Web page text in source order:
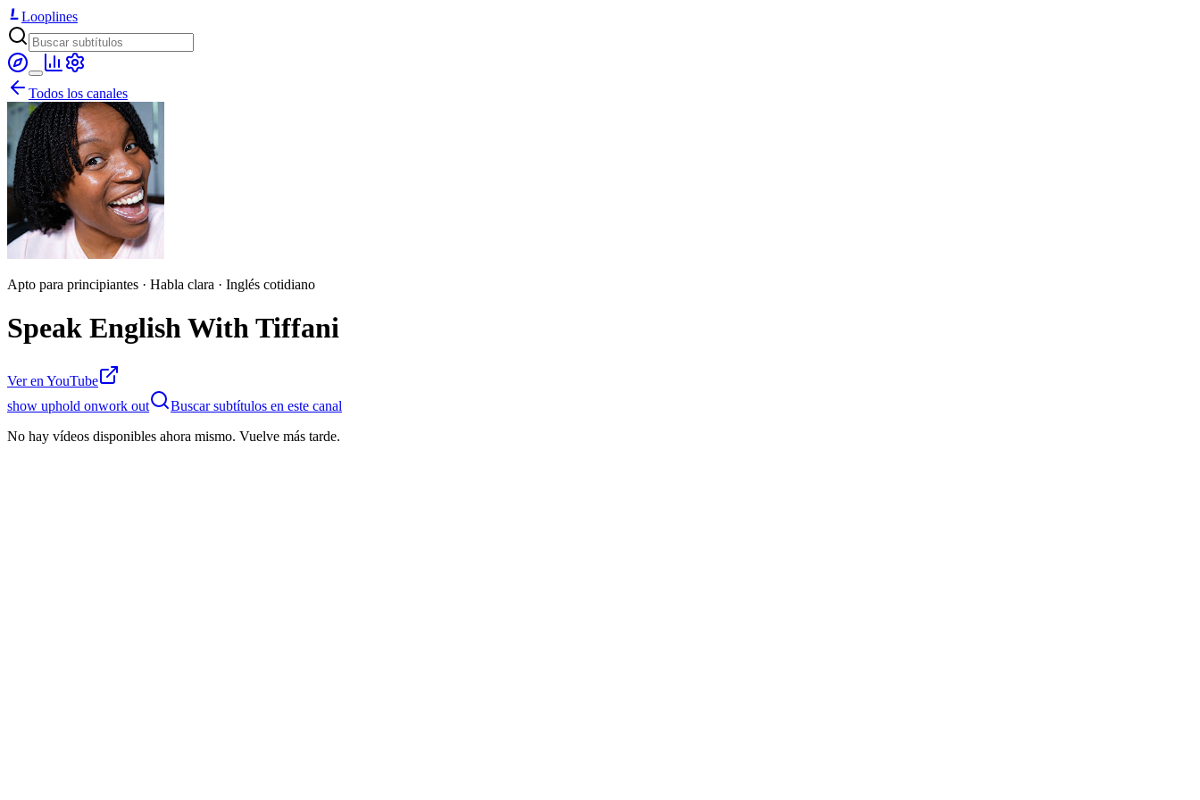
Looplines
Todos los canales
Apto para principiantes · Habla clara · Inglés cotidiano
Speak English With Tiffani
Ver en YouTube
show uphold onwork out
Buscar subtítulos en este canal
No hay vídeos disponibles ahora mismo. Vuelve más tarde.